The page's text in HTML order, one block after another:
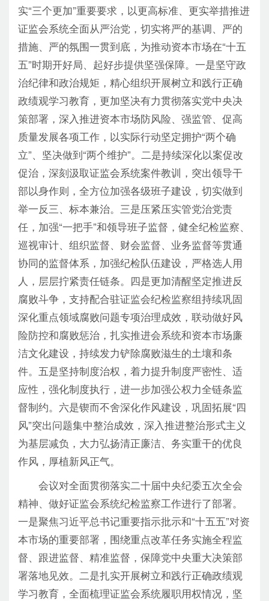
实“三个更加”重要要求，以更高标准、更实举措推进
证监会系统全面从严治党，切实将严的基调、严的
措施、严的氛围一贯到底，为推动资本市场在“十五
五”时期开好局、起好步提供坚强保障。一是坚守政
治纪律和政治规矩，精心组织开展树立和践行正确
政绩观学习教育，更加坚决有力贯彻落实党中央决
策部署，深入推进资本市场防风险、强监管、促高
质量发展各项工作，以实际行动坚定拥护“两个确
立”、坚决做到“两个维护”。二是持续深化以案促改
促治，深刻汲取证监会系统案件教训，突出领导干
部以身作则，全方位加强各级班子建设，切实做到
举一反三、标本兼治。三是压紧压实管党治党责
任，加强“一把手”和领导班子监督，健全纪检监察、
巡视审计、组织监督、财会监督、业务监督等贯通
协同的监督体系，加强纪检队伍建设，严格选人用
人，层层拧紧责任链条。四是更加清醒坚定推进反
腐败斗争，支持配合驻证监会纪检监察组持续巩固
深化重点领域腐败问题专项治理成效，联动做好风
险防控和腐败惩治，扎实推进会系统和资本市场廉
洁文化建设，持续发力铲除腐败滋生的土壤和条
件。五是坚持制度治权，着力提升制度严密性、适
应性，强化制度执行，进一步加强公权力全链条监
督制约。六是锲而不舍深化作风建设，巩固拓展“四
风”突出问题集中整治成效，深入推进整治形式主义
为基层减负，大力弘扬清正廉洁、务实重干的优良
作风，厚植新风正气。
会议对全面贯彻落实二十届中央纪委五次全会
精神、做好证监会系统纪检监察工作进行了部署。
一是聚焦习近平总书记重要指示批示和“十五五”对资
本市场的重要部署，围绕重点改革任务实施全程监
督、跟进监督、精准监督，保障党中央重大决策部
署落地见效。二是扎实开展树立和践行正确政绩观
学习教育，全面梳理证监会系统履职用权情况，坚